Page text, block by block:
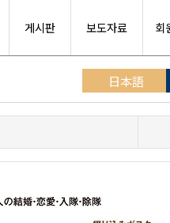
게시판 보도자료 회
日本語